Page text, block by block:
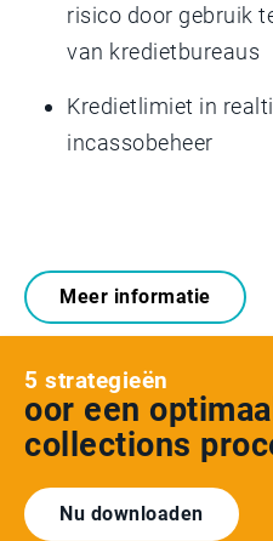
risico door gebruik
van kredietbureaus
Kredietlimiet in
incassobeheer
Meer informatie
5 strategieën
oor een
collections
Nu downloaden